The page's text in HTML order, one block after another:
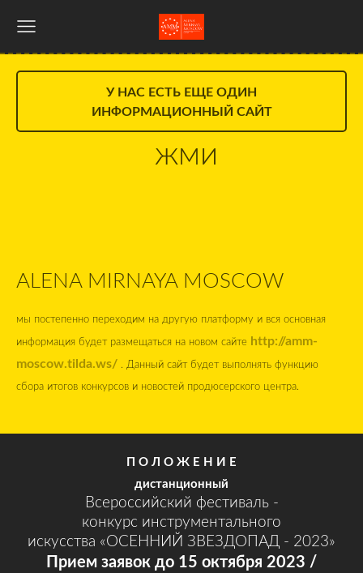
У НАС ЕСТЬ ЕЩЕ ОДИН
ИНФОРМАЦИОННЫЙ САЙТ
жми
ALENA MIRNAYA MOSCOW
мы постепенно переходим на другую платформу и вся основная
информация будет размещаться на новом сайте http://amm-
moscow.tilda.ws/ . Данный сайт будет выполнять функцию
сбора итогов конкурсов и новостей продюсерского центра.
П О Л О Ж Е Н И Е
дистанционный
Всероссийский фестиваль -
конкурс инструментального
искусства «ОСЕННИЙ ЗВЕЗДОПАД - 2023»
Прием заявок до 15 октября 2023 /